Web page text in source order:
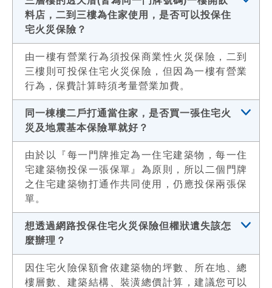
料店，二到三樓為住家使用，是否可以投保住
宅火災保險？
由一樓有營業行為須投保商業性火災保險，二到
三樓則可投保住宅火災保險，但因為一樓有營業
行為，保費計算時須考量營業加費。
同一棟樓二戶打通當住家，是否買一張住宅火
災及地震基本保險單就好？
由於以『每一門牌推定為一住宅建築物，每一住
宅建築物投保一張保單』為原則，所以二個門牌
之住宅建築物打通作共同使用，仍應投保兩張保
單。
想透過網路投保住宅火災保險但權狀遺失該怎
麼辦理？
因住宅火險保額會依建築物的坪數、所在地、總
樓層數、建築結構、裝潢總價計算，建議您可以